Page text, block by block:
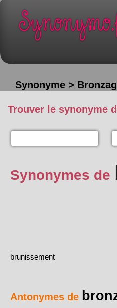
Synonyme >
Trouver le synonyme
Synonymes de
brunissement
Antonymes de